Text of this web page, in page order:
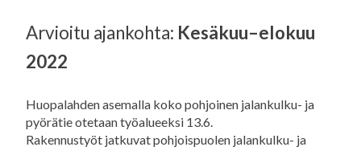
Arvioitu ajankohta: Kesäkuu–elokuu
2022
Huopalahden asemalla koko pohjoinen jalankulku- ja
pyörätie otetaan työalueeksi 13.6.
Rakennustyöt jatkuvat pohjoispuolen jalankulku- ja